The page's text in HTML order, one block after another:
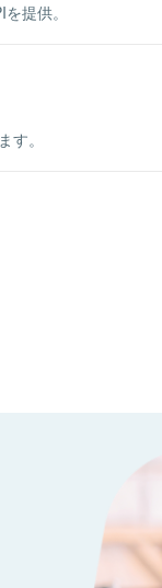
提供。
。